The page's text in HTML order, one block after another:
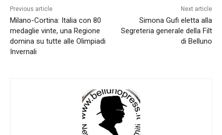
Previous article
Milano-Cortina: Italia con 80
medaglie vinte, una Regione
domina su tutte alle Olimpiadi
Invernali
Next article
Simona Gufi eletta alla
Segreteria generale della Filt
di Belluno